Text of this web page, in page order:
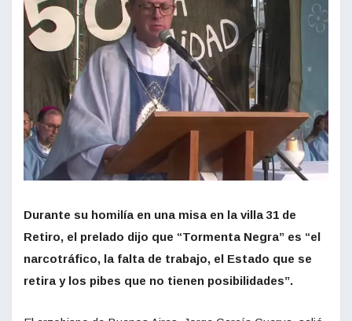
Durante su homilía en una misa en la villa 31 de
Retiro, el prelado dijo que “Tormenta Negra” es “el
narcotráfico, la falta de trabajo, el Estado que se
retira y los pibes que no tienen posibilidades”.